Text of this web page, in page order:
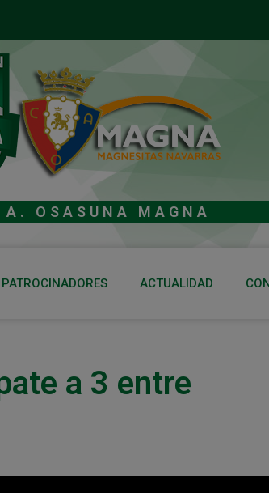
OSASUNA MAGNA
PATROCINADORES ACTUALIDAD
a 3 entre